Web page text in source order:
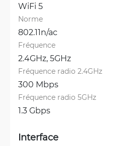
WiFi 5
Norme
802.11n/ac
Fréquence
2.4GHz, 5GHz
Fréquence radio 2.4GHz
300 Mbps
Fréquence radio 5GHz
1.3 Gbps
Interface